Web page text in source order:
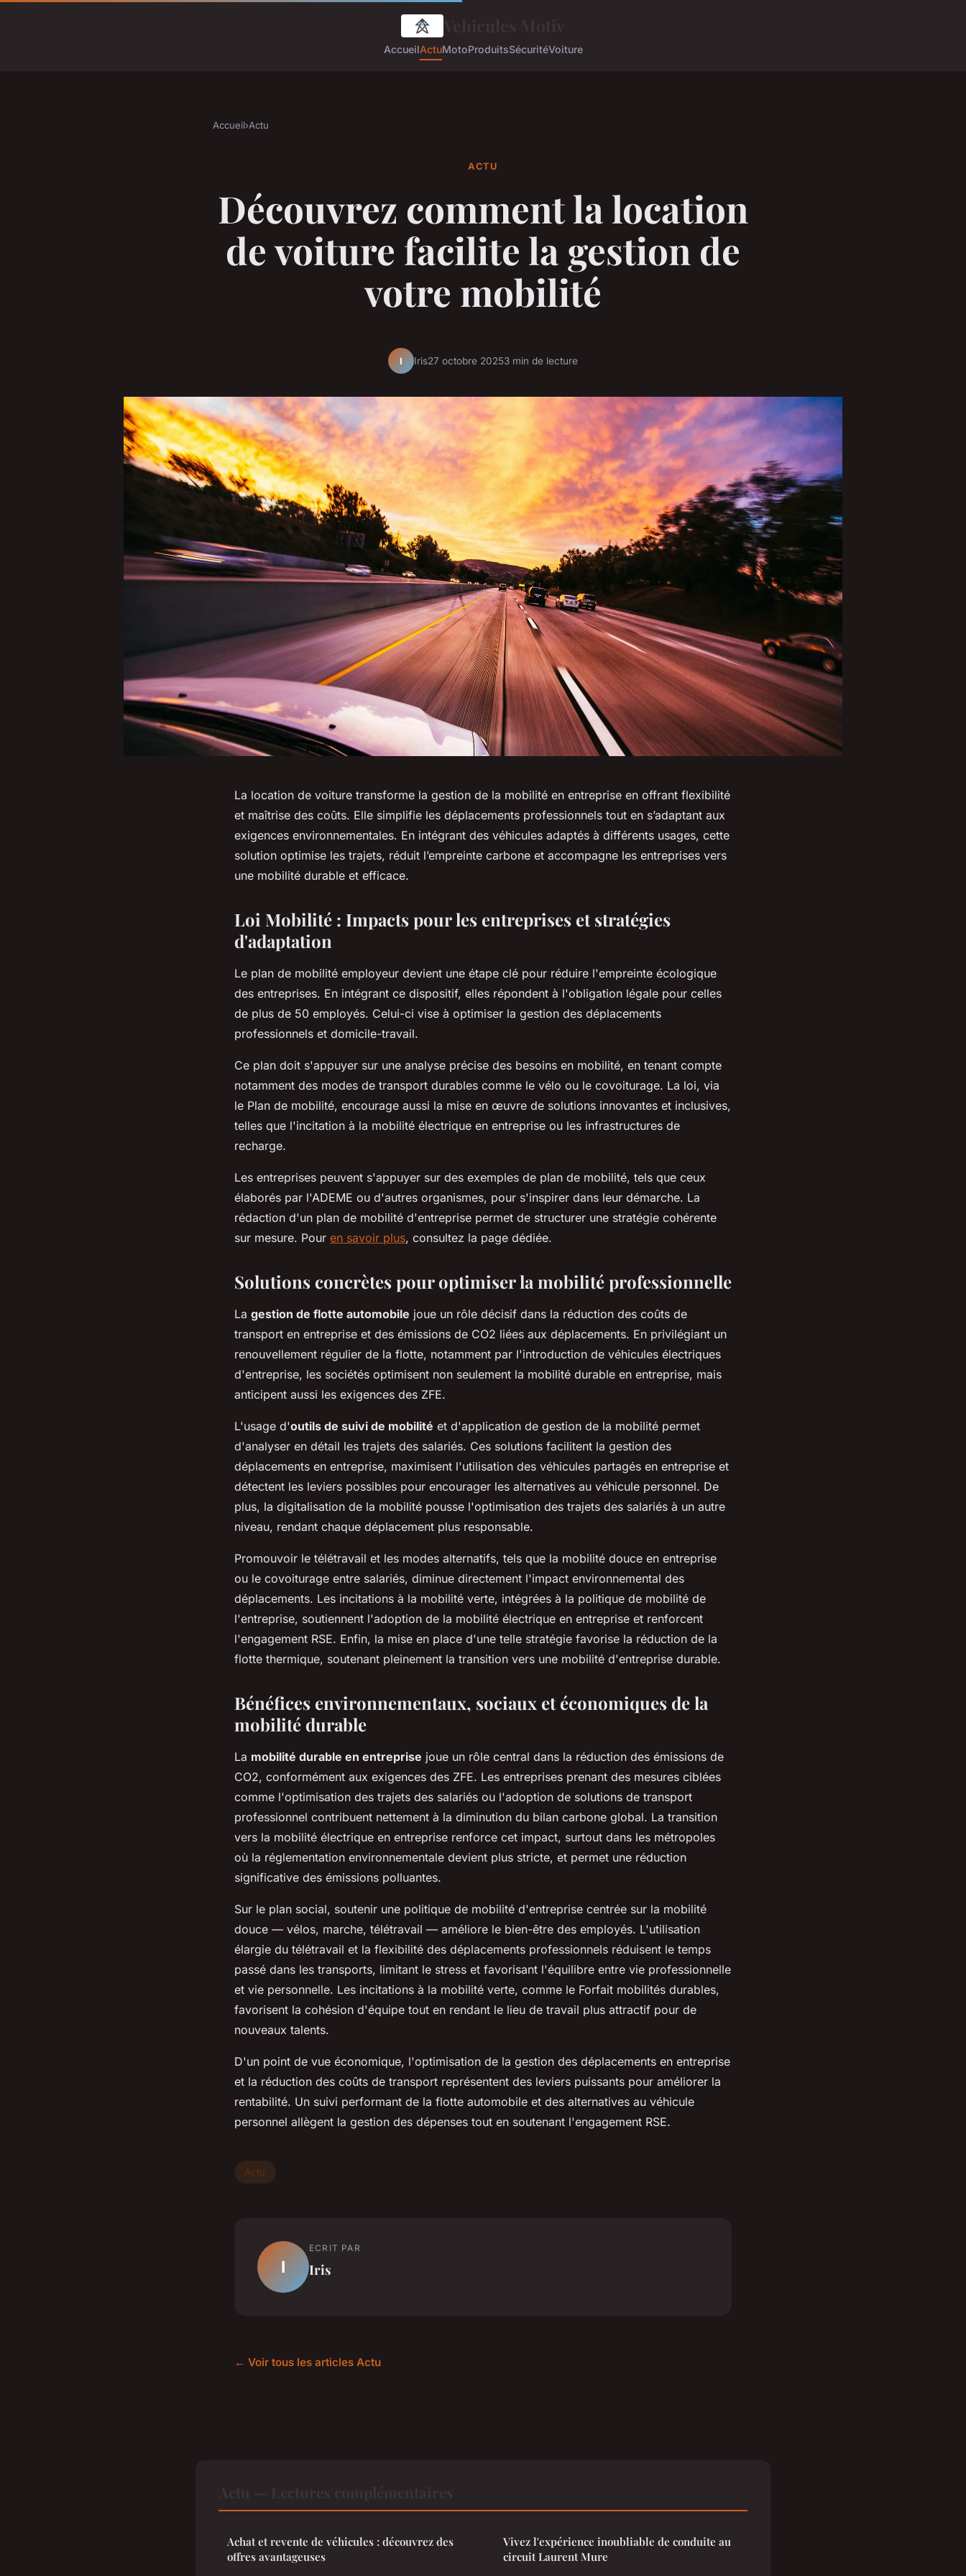
AccueilActuMotoProduitsSécuritéVoiture
Accueil›Actu
ACTU
Découvrez comment la location
de voiture facilite la gestion de
votre mobilité
I Iris27 octobre 20253 min de lecture
La location de voiture transforme la gestion de la mobilité en entreprise en offrant flexibilité
et maîtrise des coûts. Elle simplifie les déplacements professionnels tout en s’adaptant aux
exigences environnementales. En intégrant des véhicules adaptés à différents usages, cette
solution optimise les trajets, réduit l’empreinte carbone et accompagne les entreprises vers
une mobilité durable et efficace.
Loi Mobilité : Impacts pour les entreprises et stratégies
d'adaptation
Le plan de mobilité employeur devient une étape clé pour réduire l'empreinte écologique
des entreprises. En intégrant ce dispositif, elles répondent à l'obligation légale pour celles
de plus de 50 employés. Celui-ci vise à optimiser la gestion des déplacements
professionnels et domicile-travail.
Ce plan doit s'appuyer sur une analyse précise des besoins en mobilité, en tenant compte
notamment des modes de transport durables comme le vélo ou le covoiturage. La loi, via
le Plan de mobilité, encourage aussi la mise en œuvre de solutions innovantes et inclusives,
telles que l'incitation à la mobilité électrique en entreprise ou les infrastructures de
recharge.
Les entreprises peuvent s'appuyer sur des exemples de plan de mobilité, tels que ceux
élaborés par l'ADEME ou d'autres organismes, pour s'inspirer dans leur démarche. La
rédaction d'un plan de mobilité d'entreprise permet de structurer une stratégie cohérente
sur mesure. Pour en savoir plus, consultez la page dédiée.
Solutions concrètes pour optimiser la mobilité professionnelle
La gestion de flotte automobile joue un rôle décisif dans la réduction des coûts de
transport en entreprise et des émissions de CO2 liées aux déplacements. En privilégiant un
renouvellement régulier de la flotte, notamment par l'introduction de véhicules électriques
d'entreprise, les sociétés optimisent non seulement la mobilité durable en entreprise, mais
anticipent aussi les exigences des ZFE.
L'usage d'outils de suivi de mobilité et d'application de gestion de la mobilité permet
d'analyser en détail les trajets des salariés. Ces solutions facilitent la gestion des
déplacements en entreprise, maximisent l'utilisation des véhicules partagés en entreprise et
détectent les leviers possibles pour encourager les alternatives au véhicule personnel. De
plus, la digitalisation de la mobilité pousse l'optimisation des trajets des salariés à un autre
niveau, rendant chaque déplacement plus responsable.
Promouvoir le télétravail et les modes alternatifs, tels que la mobilité douce en entreprise
ou le covoiturage entre salariés, diminue directement l'impact environnemental des
déplacements. Les incitations à la mobilité verte, intégrées à la politique de mobilité de
l'entreprise, soutiennent l'adoption de la mobilité électrique en entreprise et renforcent
l'engagement RSE. Enfin, la mise en place d'une telle stratégie favorise la réduction de la
flotte thermique, soutenant pleinement la transition vers une mobilité d'entreprise durable.
Bénéfices environnementaux, sociaux et économiques de la
mobilité durable
La mobilité durable en entreprise joue un rôle central dans la réduction des émissions de
CO2, conformément aux exigences des ZFE. Les entreprises prenant des mesures ciblées
comme l'optimisation des trajets des salariés ou l'adoption de solutions de transport
professionnel contribuent nettement à la diminution du bilan carbone global. La transition
vers la mobilité électrique en entreprise renforce cet impact, surtout dans les métropoles
où la réglementation environnementale devient plus stricte, et permet une réduction
significative des émissions polluantes.
Sur le plan social, soutenir une politique de mobilité d'entreprise centrée sur la mobilité
douce — vélos, marche, télétravail — améliore le bien-être des employés. L'utilisation
élargie du télétravail et la flexibilité des déplacements professionnels réduisent le temps
passé dans les transports, limitant le stress et favorisant l'équilibre entre vie professionnelle
et vie personnelle. Les incitations à la mobilité verte, comme le Forfait mobilités durables,
favorisent la cohésion d'équipe tout en rendant le lieu de travail plus attractif pour de
nouveaux talents.
D'un point de vue économique, l'optimisation de la gestion des déplacements en entreprise
et la réduction des coûts de transport représentent des leviers puissants pour améliorer la
rentabilité. Un suivi performant de la flotte automobile et des alternatives au véhicule
personnel allègent la gestion des dépenses tout en soutenant l'engagement RSE.
Actu
I
ECRIT PAR
Iris
← Voir tous les articles Actu
Achat et revente de véhicules : découvrez des
offres avantageuses
Vivez l'expérience inoubliable de conduite au
circuit Laurent Mure